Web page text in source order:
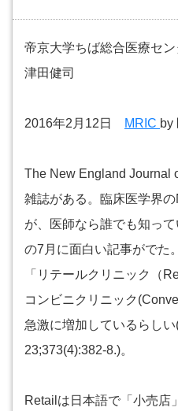
帝京大学ちば総合医療セ
津田健司
2016年2月12日 MRIC by
The New England Journal
雑誌がある。臨床医学界
が、医師なら誰でも知っ
の7月に面白い記事がでた
「リテールクリニック（
コンビニクリニック
急激に増加しているらし
23;373(4):382-8.)。
Retailは日本語で「小売店